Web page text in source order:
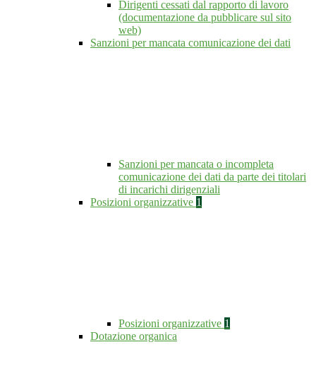
Dirigenti cessati dal rapporto di lavoro
(documentazione da pubblicare sul sito
web)
Sanzioni per mancata comunicazione dei dati
Sanzioni per mancata o incompleta
comunicazione dei dati da parte dei titolari
di incarichi dirigenziali
Posizioni organizzative 1
Posizioni organizzative 1
Dotazione organica